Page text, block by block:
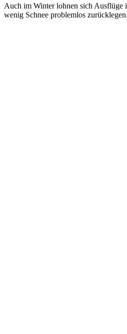
Auch im Winter lohnen sich Ausflüge
wenig Schnee problemlos